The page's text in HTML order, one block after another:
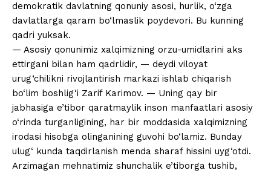
demokratik davlatning qonuniy asosi, hurlik, o‘zga
davlatlarga qaram bo‘lmaslik poydevori. Bu kunning
qadri yuksak.
— Asosiy qonunimiz xalqimizning orzu-umidlarini aks
ettirgani bilan ham qadrlidir, — deydi viloyat
urug‘chilikni rivojlantirish markazi ishlab chiqarish
bo‘lim boshlig‘i Zarif Karimov. — Uning qay bir
jabhasiga e’tibor qaratmaylik inson manfaatlari asosiy
o‘rinda turganligining, har bir moddasida xalqimizning
irodasi hisobga olinganining guvohi bo‘lamiz. Bunday
ulug‘ kunda taqdirlanish menda sharaf hissini uyg‘otdi.
Arzimagan mehnatimiz shunchalik e’tiborga tushib,